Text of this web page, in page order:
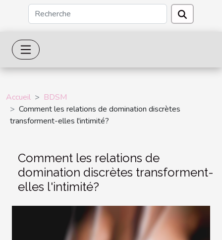
Accueil
BDSM
Comment les relations de domination discrètes
transforment-elles l'intimité?
Comment les relations de
domination discrètes transforment-
elles l'intimité?